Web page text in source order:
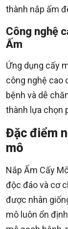
thành nắp ấm
Công nghệ
Ấm
Ứng dụng cấy
công nghệ cao
bệnh và dễ
thành lựa chọn
Đặc điểm
mô
Nắp Ấm Cấy
độc đáo và cơ
được nhân
mô luôn ổn